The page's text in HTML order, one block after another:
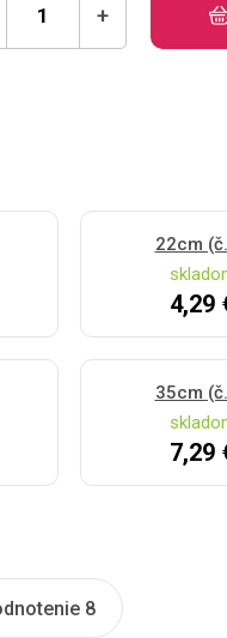
+
22cm
4,29
35cm
7,29
8